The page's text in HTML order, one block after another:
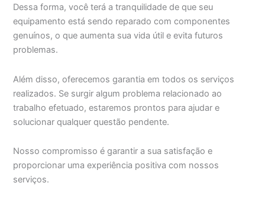
Dessa forma, você terá a tranquilidade de que seu
equipamento está sendo reparado com componentes
genuínos, o que aumenta sua vida útil e evita futuros
problemas.
Além disso, oferecemos garantia em todos os serviços
realizados. Se surgir algum problema relacionado ao
trabalho efetuado, estaremos prontos para ajudar e
solucionar qualquer questão pendente.
Nosso compromisso é garantir a sua satisfação e
proporcionar uma experiência positiva com nossos
serviços.